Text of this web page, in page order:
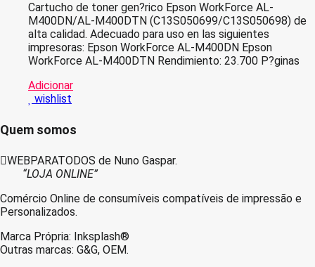
Cartucho de toner gen?rico Epson WorkForce AL-
M400DN/AL-M400DTN (C13S050699/C13S050698) de
alta calidad. Adecuado para uso en las siguientes
impresoras: Epson WorkForce AL-M400DN Epson
WorkForce AL-M400DTN Rendimiento: 23.700 P?ginas
Adicionar
wishlist
Quem somos
WEBPARATODOS de Nuno Gaspar.
“LOJA ONLINE”
Comércio Online de consumíveis compatíveis de impressão e
Personalizados.
Marca Própria: Inksplash®
Outras marcas: G&G, OEM.